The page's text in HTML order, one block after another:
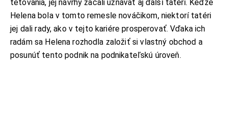
tetovania, jej návrhy začali uznávať aj ďalší tatéri. Keďže
Helena bola v tomto remesle nováčikom, niektorí tatéri
jej dali rady, ako v tejto kariére prosperovať. Vďaka ich
radám sa Helena rozhodla založiť si vlastný obchod a
posunúť tento podnik na podnikateľskú úroveň.